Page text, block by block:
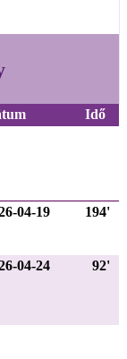
Idő
04-19 194'
04-24 92'